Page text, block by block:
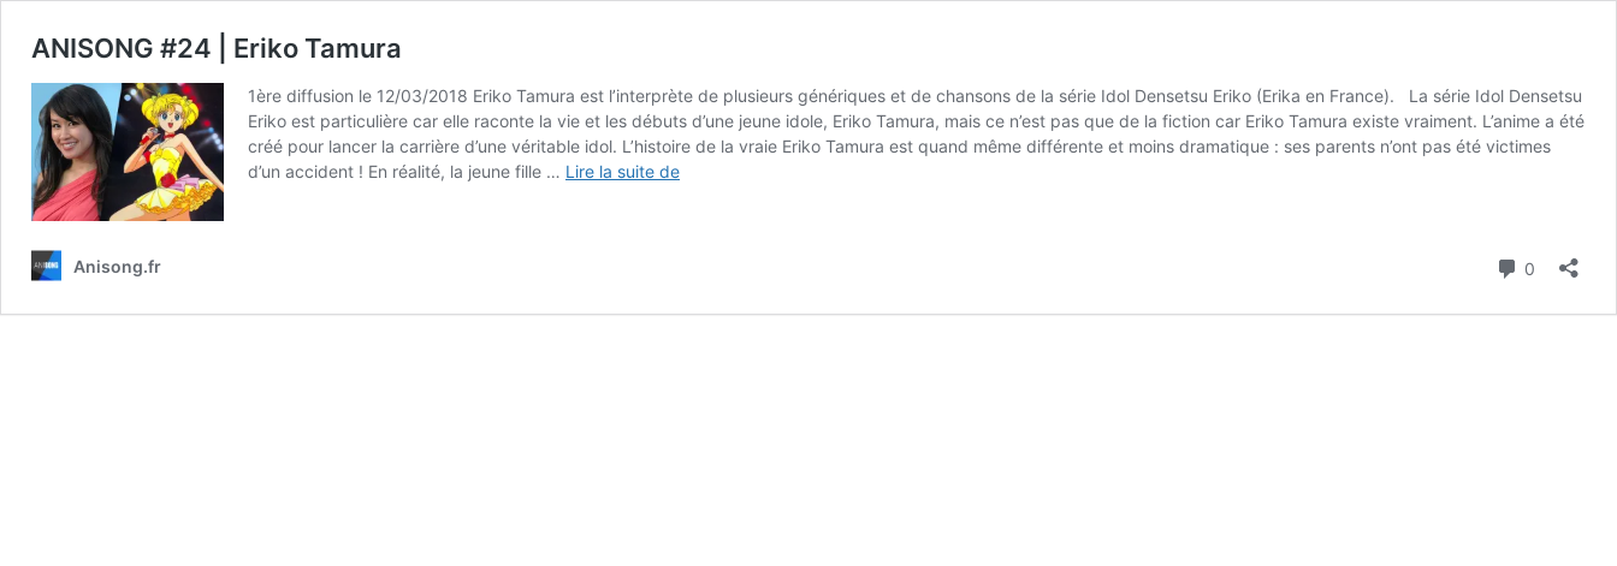
ANISONG #24 | Eriko Tamura
1ère diffusion le 12/03/2018 Eriko Tamura est l’interprète de plusieurs génériques et de chansons de la série Idol Densetsu Eriko (Erika en France). La série Idol Densetsu
Eriko est particulière car elle raconte la vie et les débuts d’une jeune idole, Eriko Tamura, mais ce n’est pas que de la fiction car Eriko Tamura existe vraiment. L’anime a été
créé pour lancer la carrière d’une véritable idol. L’histoire de la vraie Eriko Tamura est quand même différente et moins dramatique : ses parents n’ont pas été victimes
d’un accident ! En réalité, la jeune fille … Lire la suite deANISONG
Anisong.fr 0